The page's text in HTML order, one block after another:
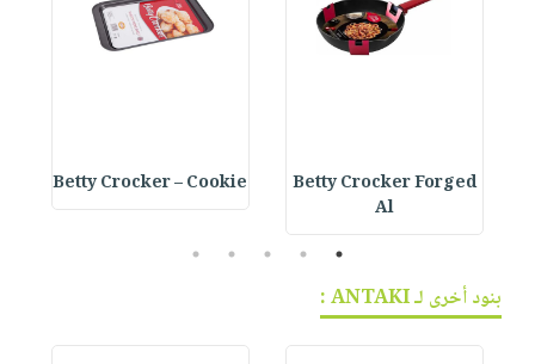
Betty Crocker Forged
Al
Betty Crocker – Cookie
1
2
3
4
5
بنود أخرى لـ ANTAKI :